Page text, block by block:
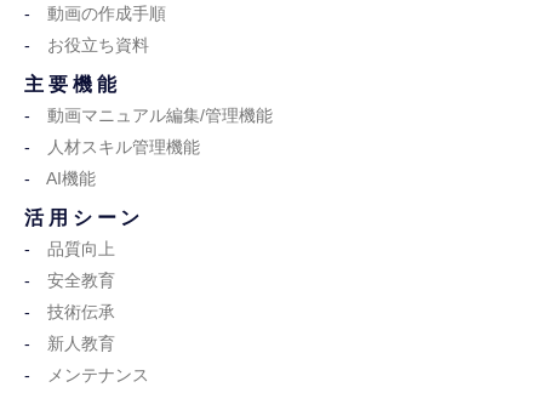
動画の作成手順
お役立ち資料
主要機能
動画マニュアル編集/管理機能
人材スキル管理機能
AI機能
活用シーン
品質向上
安全教育
技術伝承
新人教育
メンテナンス